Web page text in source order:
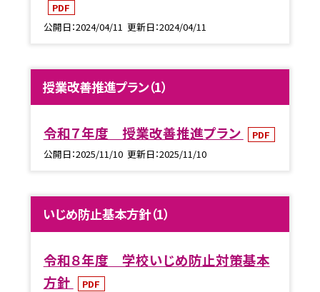
PDF
公開日 2024/04/11 更新日 2024/04/11
授業改善推進プラン（1）
令和７年度 授業改善推進プラン
PDF
公開日 2025/11/10 更新日 2025/11/10
いじめ防止基本方針（1）
令和８年度 学校いじめ防止対策基本
方針
PDF